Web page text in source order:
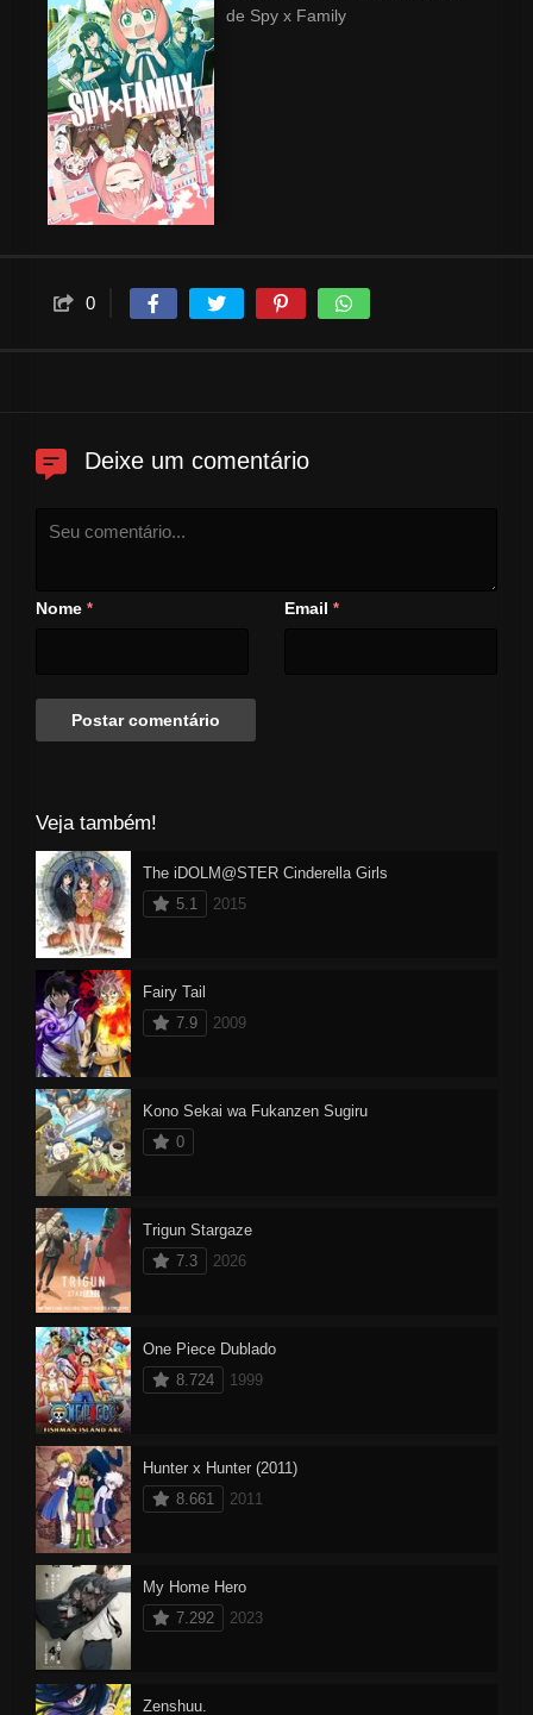
de Spy x Family
0
Deixe um comentário
Nome * Email *
Veja também!
The iDOLM@STER Cinderella Girls
5.1
2015
Fairy Tail
7.9
2009
Kono Sekai wa Fukanzen Sugiru
0
Trigun Stargaze
7.3
2026
One Piece Dublado
8.724
1999
Hunter x Hunter (2011)
8.661
2011
My Home Hero
7.292
2023
Zenshuu.